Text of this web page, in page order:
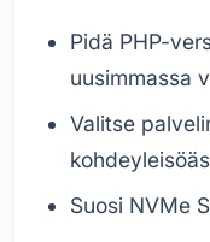
Pidä PHP-
uusimmassa
Valitse
Suosi NVMe